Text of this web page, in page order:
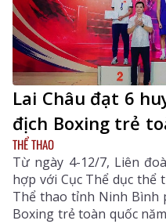
Lai Châu đạt 6
địch Boxing trẻ
THỂ THAO
Từ ngày 4-12/7, Liên
hợp với Cục Thể dục thể
Thể thao tỉnh Ninh Bình
Boxing trẻ toàn quốc